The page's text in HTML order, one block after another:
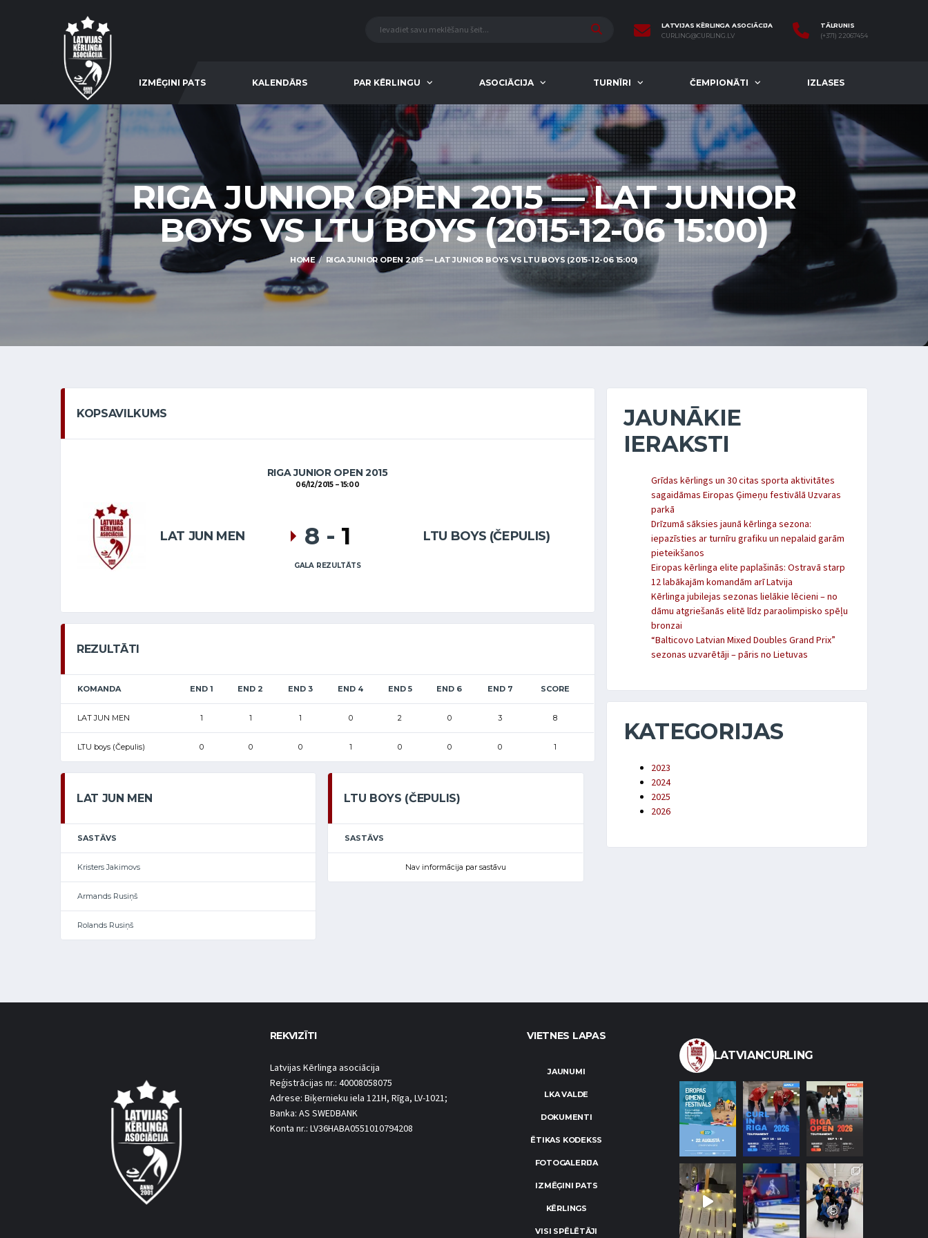
LATVIJAS KĒRLINGA ASOCIĀCIJA
CURLING@CURLING.LV
TĀLRUNIS
(+371) 22067454
IZMĒĢINI PATS KALENDĀRS PAR KĒRLINGU ASOCIĀCIJA TURNĪRI ČEMPIONĀTI IZLASES
RIGA JUNIOR OPEN 2015 — LAT JUNIOR
BOYS VS LTU BOYS (2015-12-06 15:00)
HOME RIGA JUNIOR OPEN 2015 — LAT JUNIOR BOYS VS LTU BOYS (2015-12-06 15:00)
KOPSAVILKUMS
RIGA JUNIOR OPEN 2015
06/12/2015 15:00
LAT JUN MEN LTU BOYS (ČEPULIS)
8 - 1
GALA REZULTĀTS
REZULTĀTI
KOMANDA END 1 END 2 END 3 END 4 END 5 END 6 END 7 SCORE
LAT JUN MEN 1 1 1 0 2 0 3 8
LTU boys (Čepulis) 0 0 0 1 0 0 0 1
LAT JUN MEN
SASTĀVS
Kristers Jakimovs
Armands Rusiņš
Rolands Rusiņš
LTU BOYS (ČEPULIS)
SASTĀVS
Nav informācija par sastāvu
JAUNĀKIE
IERAKSTI
Grīdas kērlings un 30 citas sporta aktivitātes
sagaidāmas Eiropas Ģimeņu festivālā Uzvaras
parkā
Drīzumā sāksies jaunā kērlinga sezona:
iepazīsties ar turnīru grafiku un nepalaid garām
pieteikšanos
Eiropas kērlinga elite paplašinās: Ostravā starp
12 labākajām komandām arī Latvija
Kērlinga jubilejas sezonas lielākie lēcieni – no
dāmu atgriešanās elitē līdz paraolimpisko spēļu
bronzai
“Balticovo Latvian Mixed Doubles Grand Prix”
sezonas uzvarētāji – pāris no Lietuvas
KATEGORIJAS
2023
2024
2025
2026
REKVIZĪTI
Latvijas Kērlinga asociācija
Reģistrācijas nr.: 40008058075
Adrese: Biķernieku iela 121H, Rīga, LV-1021;
Banka: AS SWEDBANK
Konta nr.: LV36HABA0551010794208
VIETNES LAPAS
JAUNUMI
LKA VALDE
DOKUMENTI
ĒTIKAS KODEKSS
FOTOGALERIJA
IZMĒĢINI PATS
KĒRLINGS
VISI SPĒLĒTĀJI
LATVIANCURLING